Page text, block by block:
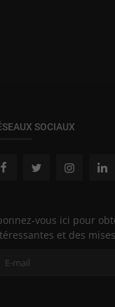
SOCIAUX
vous ici pour
et des